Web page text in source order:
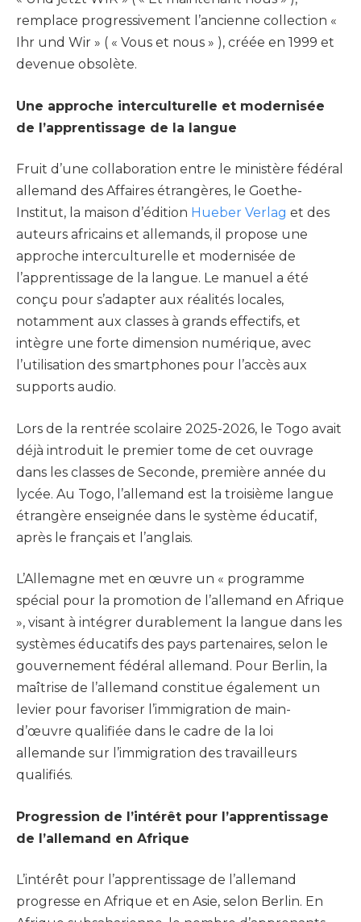
remplace progressivement l’ancienne collection «
Ihr und Wir » ( « Vous et nous » ), créée en 1999 et
devenue obsolète.
Une approche interculturelle et modernisée
de l’apprentissage de la langue
Fruit d’une collaboration entre le ministère fédéral
allemand des Affaires étrangères, le Goethe-
Institut, la maison d’édition Hueber Verlag et des
auteurs africains et allemands, il propose une
approche interculturelle et modernisée de
l’apprentissage de la langue. Le manuel a été
conçu pour s’adapter aux réalités locales,
notamment aux classes à grands effectifs, et
intègre une forte dimension numérique, avec
l’utilisation des smartphones pour l’accès aux
supports audio.
Lors de la rentrée scolaire 2025-2026, le Togo avait
déjà introduit le premier tome de cet ouvrage
dans les classes de Seconde, première année du
lycée. Au Togo, l’allemand est la troisième langue
étrangère enseignée dans le système éducatif,
après le français et l’anglais.
L’Allemagne met en œuvre un « programme
spécial pour la promotion de l’allemand en Afrique
», visant à intégrer durablement la langue dans les
systèmes éducatifs des pays partenaires, selon le
gouvernement fédéral allemand. Pour Berlin, la
maîtrise de l’allemand constitue également un
levier pour favoriser l’immigration de main-
d’œuvre qualifiée dans le cadre de la loi
allemande sur l’immigration des travailleurs
qualifiés.
Progression de l’intérêt pour l’apprentissage
de l’allemand en Afrique
L’intérêt pour l’apprentissage de l’allemand
progresse en Afrique et en Asie, selon Berlin. En